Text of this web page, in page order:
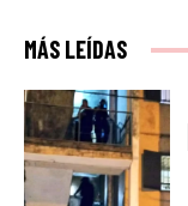
MÁS LEÍDAS